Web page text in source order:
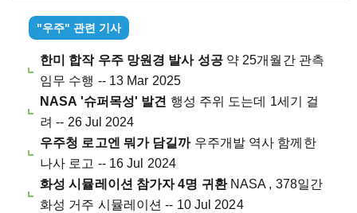
"우주" 관련 기사
한미 합작 우주 망원경 발사 성공약 25개월간 관측
임무 수행 -- 13 Mar 2025
NASA '슈퍼목성' 발견 행성 주위 도는데 1세기 걸
려 -- 26 Jul 2024
우주청 로고엔 뭐가 담길까우주개발 역사 함께한
나사 로고 -- 16 Jul 2024
화성 시뮬레이션 참가자 4명 귀환NASA , 378일간
화성 거주 시뮬레이션 -- 10 Jul 2024